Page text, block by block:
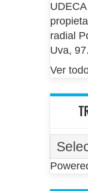
radial
Uva,
Ver